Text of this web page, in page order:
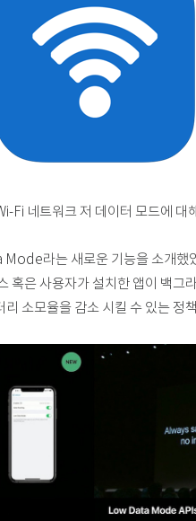
Fi 네트워크 저 데이터 모드에 대
라는 새로운 기능을 소개했
은 사용자가 설치한 앱이 백그
소모율을 감소 시킬 수 있는 정